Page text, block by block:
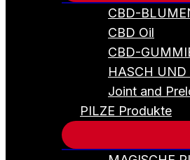
CBD-
CBD Oil
CBD-
HASCH UND
Joint and
PILZE Produkte